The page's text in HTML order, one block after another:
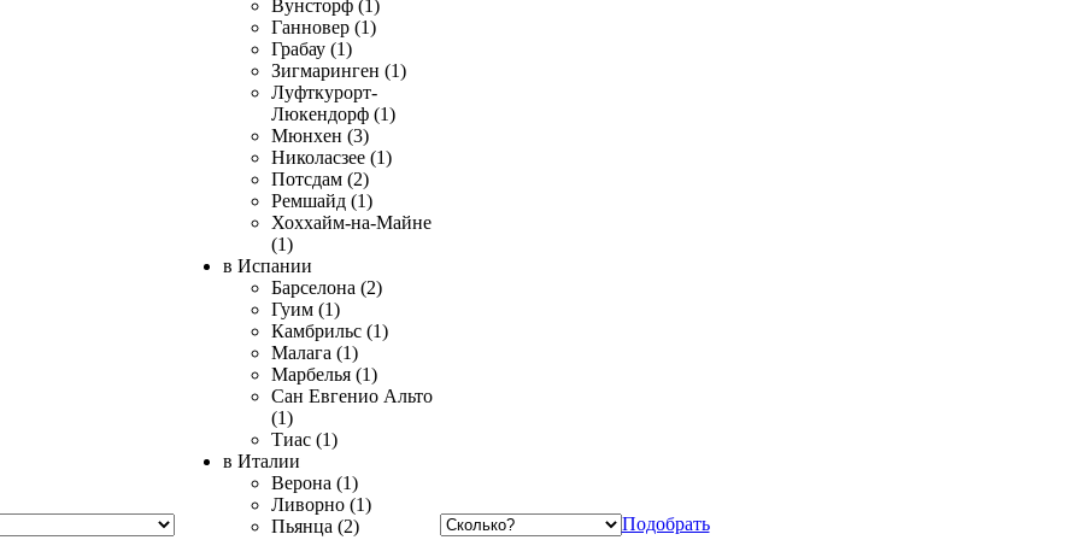
Вунсторф (1)
Ганновер (1)
Грабау (1)
Зигмаринген (1)
Луфткурорт-
Люкендорф (1)
Мюнхен (3)
Николасзее (1)
Потсдам (2)
Ремшайд (1)
Хоххайм-на-Майне
(1)
в Испании
Барселона (2)
Гуим (1)
Камбрильс (1)
Малага (1)
Марбелья (1)
Сан Евгенио Альто
(1)
Тиас (1)
в Италии
Верона (1)
Ливорно (1)
Пьянца (2)
Подобрать